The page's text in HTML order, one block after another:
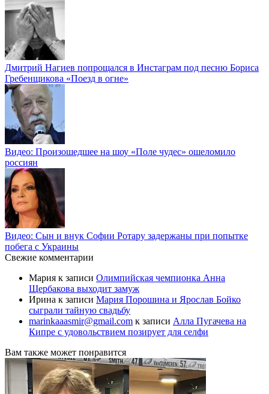
Дмитрий Нагиев попрощался в Инстаграм под песню Бориса
Гребенщикова «Поезд в огне»
Видео: Произошедшее на шоу «Поле чудес» ошеломило
россиян
Видео: Сын и внук Софии Ротару задержаны при попытке
побега с Украины
Свежие комментарии
Мария к записи Олимпийская чемпионка Анна
Щербакова выходит замуж
Ирина к записи Мария Порошина и Ярослав Бойко
сыграли тайную свадьбу
marinkaaasmir@gmail.com к записи Алла Пугачева на
Кипре с удовольствием позирует для селфи
Вам также может понравится